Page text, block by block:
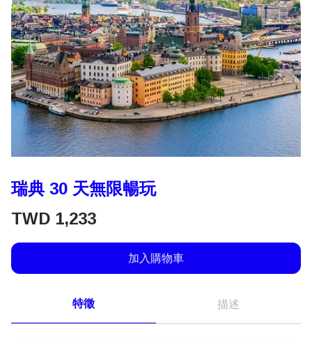
瑞典 30 天無限暢玩
TWD 1,233
加入購物車
特徵 描述